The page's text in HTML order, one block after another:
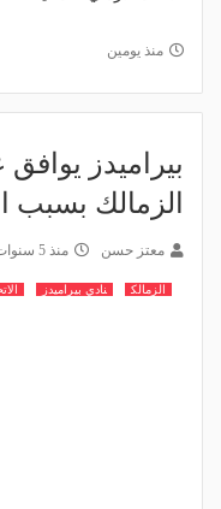
منذ يومين
بيراميدز
الزمالك بسبب
معتز حسن منذ 5 سنوات
الزمالك نادي بيراميدز